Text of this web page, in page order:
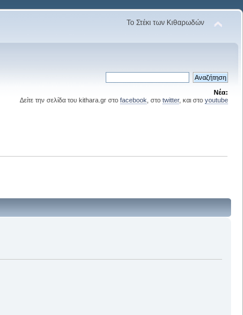
Το Στέκι των Κιθαρωδών
Νέα:
Δείτε την σελίδα του kithara.gr στο facebook , στο twitter, και στο youtube